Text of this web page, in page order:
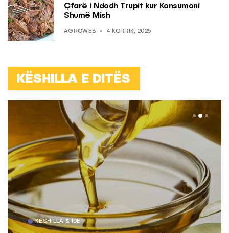
Çfarë i Ndodh Trupit kur Konsumoni
Shumë Mish
AGROWEB 4 KORRIK, 2025
KËSHILLA E DITËS
KËSHILLA & IDE